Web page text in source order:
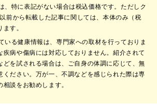
、特に表記がない場合は税込価格です。ただしク
前から転載した記事に関しては、本体のみ（税
す。
いる健康情報は、専門家への取材を行っておりま
疾病や傷病には対応しておりません。紹介されて
どを試される場合は、ご自身の体調に応じて、無
ください。万が一、不調などを感じられた際は専
談をお勧めします。